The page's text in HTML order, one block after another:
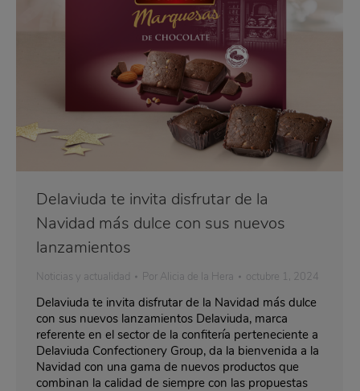
Delaviuda te invita disfrutar de la
Navidad más dulce con sus nuevos
lanzamientos
Noticias y actualidad Por Alicia de la Hera octubre 1, 2024
Delaviuda te invita disfrutar de la Navidad más dulce
con sus nuevos lanzamientos Delaviuda, marca
referente en el sector de la confitería perteneciente a
Delaviuda Confectionery Group, da la bienvenida a la
Navidad con una gama de nuevos productos que
combinan la calidad de siempre con las propuestas